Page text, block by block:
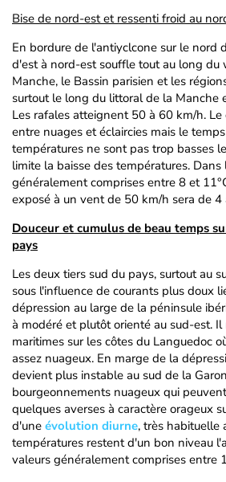
Bise de nord-est et ressenti froid au
En bordure de l'antiyclcone sur le nord
d'est à nord-est souffle tout au long du
Manche, le Bassin parisien et les
surtout le long du littoral de la Manche
Les rafales atteignent 50 à 60 km/h.
entre nuages et éclaircies mais le
températures ne sont pas trop basses
limite la baisse des températures.
généralement comprises entre 8 et
exposé à un vent de 50 km/h sera de 4
Douceur et cumulus de beau temps
pays
Les deux tiers sud du pays, surtout au
sous l'influence de courants plus doux
dépression au large de la péninsule
à modéré et plutôt orienté au sud-est.
maritimes sur les côtes du Languedoc
assez nuageux. En marge de la
devient plus instable au sud de la
bourgeonnements nuageux qui
quelques averses à caractère orageux
d'une évolution diurne, très habituelle
températures restent d'un bon niveau
valeurs généralement comprises entre